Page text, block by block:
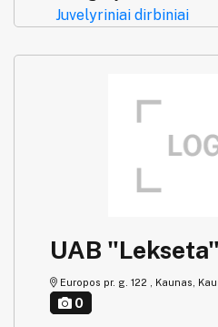
Juvelyriniai dirbiniai
UAB "Lekseta"
Europos pr. g. 122 , Kaunas,
0